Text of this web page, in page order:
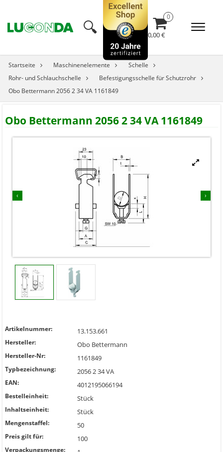
🔍︎ 0,00 €
Startseite Maschinenelemente
Schelle
Rohr- und Schlauchschelle
Befestigungsschelle für Schutzrohr
Obo Bettermann 2056 2 34 VA 1161849
Obo Bettermann 2056 2 34 VA 1161849
‹ ›


Artikelnummer: 13.153.661
Hersteller: Obo Bettermann
Hersteller-Nr: 1161849
Typbezeichnung: 2056 2 34 VA
EAN: 4012195066194
Bestelleinheit: Stück
Inhaltseinheit: Stück
Mengenstaffel: 50
Preis gilt für: 100
Verpackungsmenge: